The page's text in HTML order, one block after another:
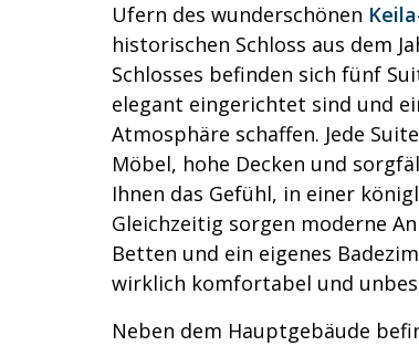
Ufern des wunderschönen
historischen Schloss aus dem
Schlosses befinden sich fünf
elegant eingerichtet sind und
Atmosphäre schaffen. Jede
Möbel, hohe Decken und
Ihnen das Gefühl, in einer
Gleichzeitig sorgen moderne
Betten und ein eigenes
wirklich komfortabel und
Neben dem Hauptgebäude